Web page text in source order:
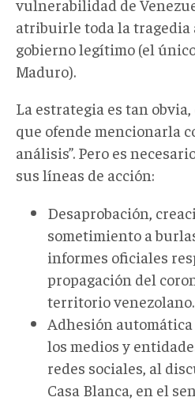
atribuirle toda la tragedia
gobierno legítimo (el
Maduro).
La estrategia es tan
que ofende mencionarla
análisis”. Pero es
sus líneas de acción:
Desaprobación,
sometimiento a
informes oficiales
propagación del
territorio venezolano.
Adhesión
los medios y
redes sociales, al
Casa Blanca, en el